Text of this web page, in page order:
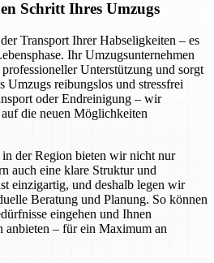
Schritt Ihres Umzugs
Transport Ihrer Habseligkeiten – es
Ihr Umzugsunternehmen
Unterstützung und sorgt
Umzugs reibungslos und stressfrei
oder Endreinigung – wir
die neuen Möglichkeiten
der Region bieten wir nicht nur
auch eine klare Struktur und
einzigartig, und deshalb legen wir
Beratung und Planung. So können
eingehen und Ihnen
anbieten – für ein Maximum an